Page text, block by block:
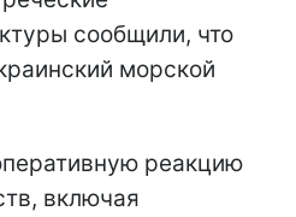
сообщили, что
морской
реакцию
включая